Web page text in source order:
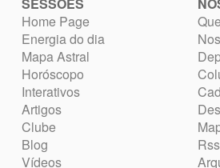
Home Page
Energia do dia
Mapa Astral
Horóscopo
Interativos
Artigos
Clube
Blog
Vídeos
Rss